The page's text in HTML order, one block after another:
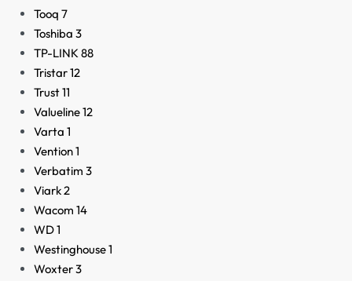
Tooq 7
Toshiba 3
TP-LINK 88
Tristar12
Trust11
Valueline12
Varta 1
Vention1
Verbatim 3
Viark2
Wacom 14
WD1
Westinghouse1
Woxter3